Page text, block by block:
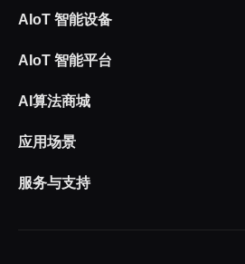
AIoT 智能设备
AIoT 智能平台
AI算法商城
应用场景
服务与支持